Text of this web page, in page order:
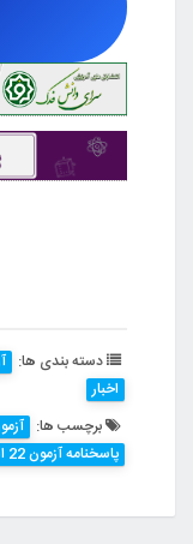
دسته بندی ها:
اخبار
برچسب ها: آزمون
پاسخنامه آزمون 22 اسفند گاج